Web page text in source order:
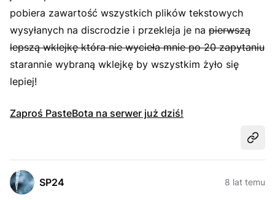
pobiera zawartość wszystkich plików tekstowych
wysyłanych na discrodzie i przekleja je na pierwszą
lepszą wklejkę która nie wycieła mnie po 20 zapytaniu
starannie wybraną wklejkę by wszystkim żyło się
lepiej!
Zaproś PasteBota na serwer już dziś!
SP24 8 lat temu